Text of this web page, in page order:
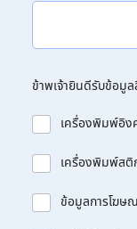
ข้าพเจ้ายินดีรับข้อมู
เครื่องพิมพ์อิ
เครื่องพิมพ์สติ
ข้อมูลการโฆษ